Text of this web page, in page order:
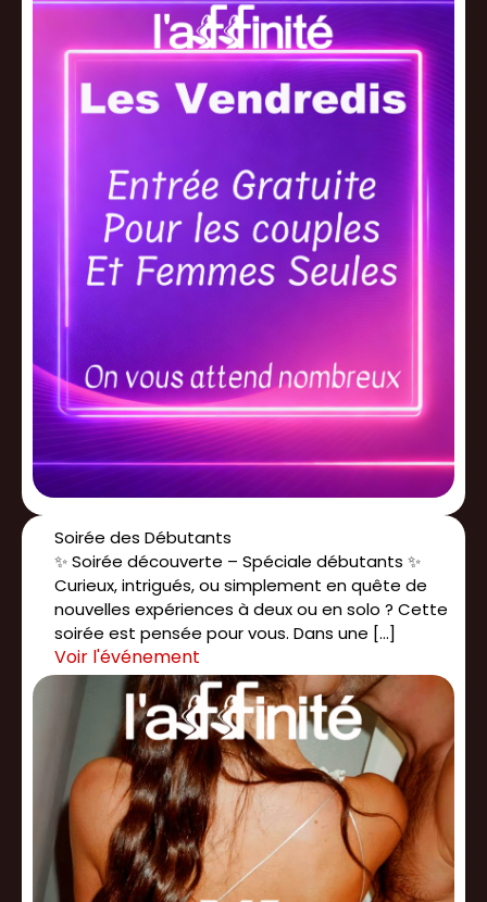
Soirée des Débutants
✨ Soirée découverte – Spéciale débutants ✨
Curieux, intrigués, ou simplement en quête de
nouvelles expériences à deux ou en solo ? Cette
soirée est pensée pour vous. Dans une […]